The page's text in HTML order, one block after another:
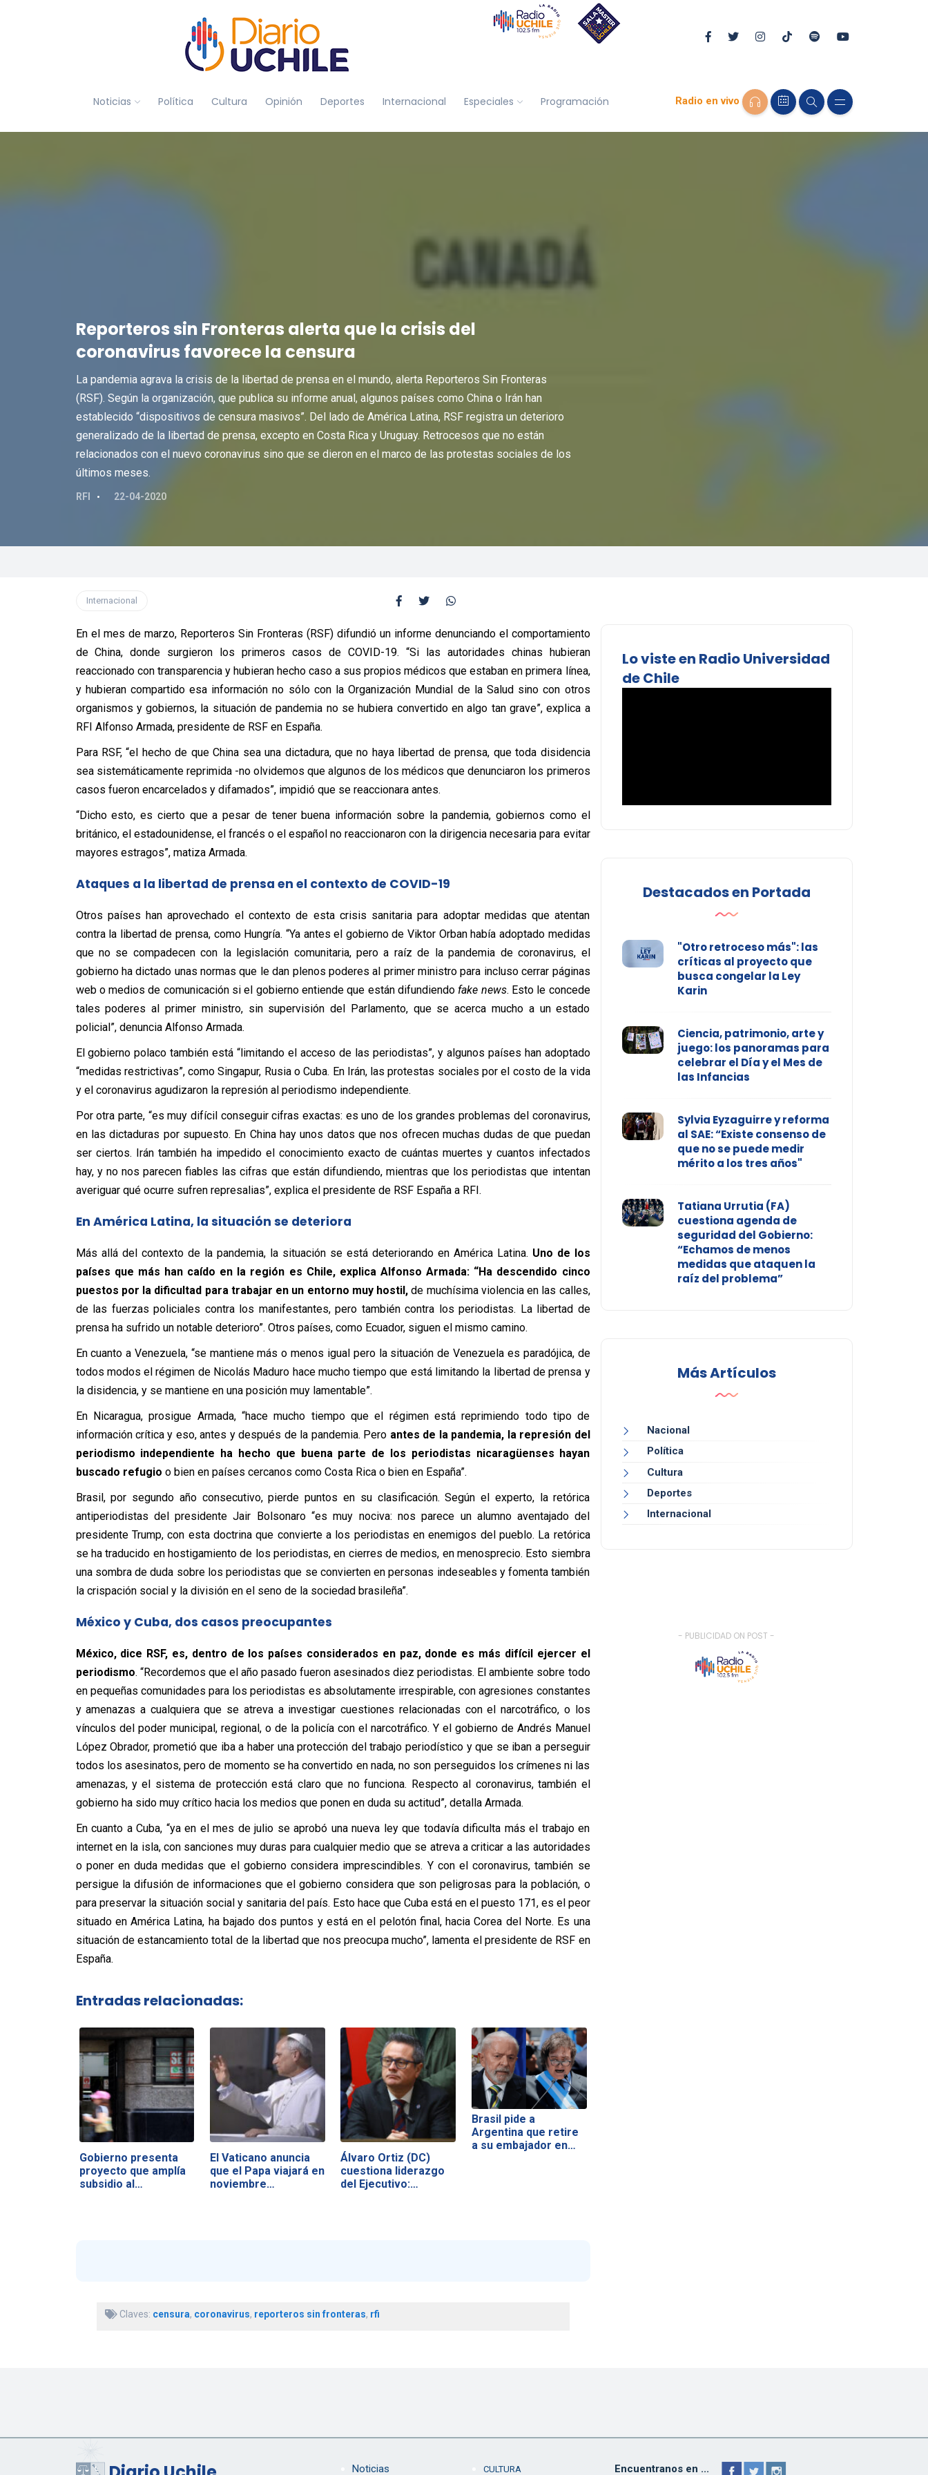
Noticias Política Cultura Opinión Deportes Internacional Especiales Programación Radio en vivo
Reporteros sin Fronteras alerta que la crisis del
coronavirus favorece la censura
La pandemia agrava la crisis de la libertad de prensa en el mundo, alerta Reporteros Sin Fronteras
(RSF). Según la organización, que publica su informe anual, algunos países como China o Irán han
establecido “dispositivos de censura masivos”. Del lado de América Latina, RSF registra un deterioro
generalizado de la libertad de prensa, excepto en Costa Rica y Uruguay. Retrocesos que no están
relacionados con el nuevo coronavirus sino que se dieron en el marco de las protestas sociales de los
últimos meses.
RFI 22-04-2020
Internacional
En el mes de marzo, Reporteros Sin Fronteras (RSF) difundió un informe denunciando el comportamiento
de China, donde surgieron los primeros casos de COVID-19. “Si las autoridades chinas hubieran
reaccionado con transparencia y hubieran hecho caso a sus propios médicos que estaban en primera línea,
y hubieran compartido esa información no sólo con la Organización Mundial de la Salud sino con otros
organismos y gobiernos, la situación de pandemia no se hubiera convertido en algo tan grave”, explica a
RFI Alfonso Armada, presidente de RSF en España.
Para RSF, “el hecho de que China sea una dictadura, que no haya libertad de prensa, que toda disidencia
sea sistemáticamente reprimida -no olvidemos que algunos de los médicos que denunciaron los primeros
casos fueron encarcelados y difamados”, impidió que se reaccionara antes.
“Dicho esto, es cierto que a pesar de tener buena información sobre la pandemia, gobiernos como el
británico, el estadounidense, el francés o el español no reaccionaron con la dirigencia necesaria para evitar
mayores estragos”, matiza Armada.
Ataques a la libertad de prensa en el contexto de COVID-19
Otros países han aprovechado el contexto de esta crisis sanitaria para adoptar medidas que atentan
contra la libertad de prensa, como Hungría. “Ya antes el gobierno de Viktor Orban había adoptado medidas
que no se compadecen con la legislación comunitaria, pero a raíz de la pandemia de coronavirus, el
gobierno ha dictado unas normas que le dan plenos poderes al primer ministro para incluso cerrar páginas
web o medios de comunicación si el gobierno entiende que están difundiendo fake news. Esto le concede
tales poderes al primer ministro, sin supervisión del Parlamento, que se acerca mucho a un estado
policial”, denuncia Alfonso Armada.
El gobierno polaco también está “limitando el acceso de las periodistas”, y algunos países han adoptado
“medidas restrictivas”, como Singapur, Rusia o Cuba. En Irán, las protestas sociales por el costo de la vida
y el coronavirus agudizaron la represión al periodismo independiente.
Por otra parte, “es muy difícil conseguir cifras exactas: es uno de los grandes problemas del coronavirus,
en las dictaduras por supuesto. En China hay unos datos que nos ofrecen muchas dudas de que puedan
ser ciertos. Irán también ha impedido el conocimiento exacto de cuántas muertes y cuantos infectados
hay, y no nos parecen fiables las cifras que están difundiendo, mientras que los periodistas que intentan
averiguar qué ocurre sufren represalias”, explica el presidente de RSF España a RFI.
En América Latina, la situación se deteriora
Más allá del contexto de la pandemia, la situación se está deteriorando en América Latina. Uno de los
países que más han caído en la región es Chile, explica Alfonso Armada: “Ha descendido cinco
puestos por la dificultad para trabajar en un entorno muy hostil, de muchísima violencia en las calles,
de las fuerzas policiales contra los manifestantes, pero también contra los periodistas. La libertad de
prensa ha sufrido un notable deterioro”. Otros países, como Ecuador, siguen el mismo camino.
En cuanto a Venezuela, “se mantiene más o menos igual pero la situación de Venezuela es paradójica, de
todos modos el régimen de Nicolás Maduro hace mucho tiempo que está limitando la libertad de prensa y
la disidencia, y se mantiene en una posición muy lamentable”.
En Nicaragua, prosigue Armada, “hace mucho tiempo que el régimen está reprimiendo todo tipo de
información crítica y eso, antes y después de la pandemia. Pero antes de la pandemia, la represión del
periodismo independiente ha hecho que buena parte de los periodistas nicaragüenses hayan
buscado refugio o bien en países cercanos como Costa Rica o bien en España”.
Brasil, por segundo año consecutivo, pierde puntos en su clasificación. Según el experto, la retórica
antiperiodistas del presidente Jair Bolsonaro “es muy nociva: nos parece un alumno aventajado del
presidente Trump, con esta doctrina que convierte a los periodistas en enemigos del pueblo. La retórica
se ha traducido en hostigamiento de los periodistas, en cierres de medios, en menosprecio. Esto siembra
una sombra de duda sobre los periodistas que se convierten en personas indeseables y fomenta también
la crispación social y la división en el seno de la sociedad brasileña”.
México y Cuba, dos casos preocupantes
México, dice RSF, es, dentro de los países considerados en paz, donde es más difícil ejercer el
periodismo. “Recordemos que el año pasado fueron asesinados diez periodistas. El ambiente sobre todo
en pequeñas comunidades para los periodistas es absolutamente irrespirable, con agresiones constantes
y amenazas a cualquiera que se atreva a investigar cuestiones relacionadas con el narcotráfico, o los
vínculos del poder municipal, regional, o de la policía con el narcotráfico. Y el gobierno de Andrés Manuel
López Obrador, prometió que iba a haber una protección del trabajo periodístico y que se iban a perseguir
todos los asesinatos, pero de momento se ha convertido en nada, no son perseguidos los crímenes ni las
amenazas, y el sistema de protección está claro que no funciona. Respecto al coronavirus, también el
gobierno ha sido muy crítico hacia los medios que ponen en duda su actitud”, detalla Armada.
En cuanto a Cuba, “ya en el mes de julio se aprobó una nueva ley que todavía dificulta más el trabajo en
internet en la isla, con sanciones muy duras para cualquier medio que se atreva a criticar a las autoridades
o poner en duda medidas que el gobierno considera imprescindibles. Y con el coronavirus, también se
persigue la difusión de informaciones que el gobierno considera que son peligrosas para la población, o
para preservar la situación social y sanitaria del país. Esto hace que Cuba está en el puesto 171, es el peor
situado en América Latina, ha bajado dos puntos y está en el pelotón final, hacia Corea del Norte. Es una
situación de estancamiento total de la libertad que nos preocupa mucho”, lamenta el presidente de RSF en
España.
Entradas relacionadas:
Gobierno presenta
proyecto que amplía
subsidio al…
El Vaticano anuncia
que el Papa viajará en
noviembre…
Álvaro Ortiz (DC)
cuestiona liderazgo
del Ejecutivo:…
Brasil pide a
Argentina que retire
a su embajador en…
Claves: censura, coronavirus, reporteros sin fronteras, rfi
Lo viste en Radio Universidad
de Chile
Destacados en Portada
"Otro retroceso más": las
críticas al proyecto que
busca congelar la Ley
Karin
Ciencia, patrimonio, arte y
juego: los panoramas para
celebrar el Día y el Mes de
las Infancias
Sylvia Eyzaguirre y reforma
al SAE: “Existe consenso de
que no se puede medir
mérito a los tres años"
Tatiana Urrutia (FA)
cuestiona agenda de
seguridad del Gobierno:
“Echamos de menos
medidas que ataquen la
raíz del problema”
Más Artículos
Nacional
Política
Cultura
Deportes
Internacional
- PUBLICIDAD ON POST -
Noticias CULTURA Encuentranos en ...